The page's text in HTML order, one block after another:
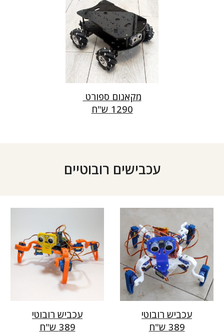
מקאנום ספורט
1290 ש"ח
עכבישים רובוטיים
עכביש רובוטי
389 ש"ח
עכביש רובוטי
389 ש"ח